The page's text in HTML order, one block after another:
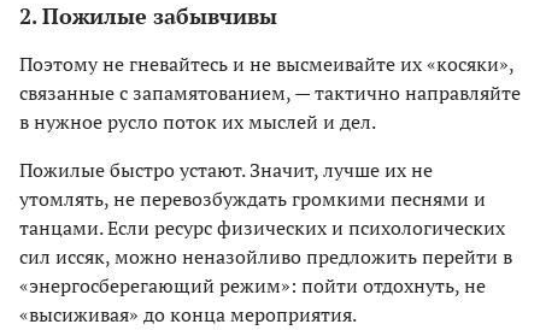
2. Пожилые забывчивы
Поэтому не гневайтесь и не высмеивайте их «косяки»,
связанные с запамятованием, — тактично направляйте
в нужное русло поток их мыслей и дел.
Пожилые быстро устают. Значит, лучше их не
утомлять, не перевозбуждать громкими песнями и
танцами. Если ресурс физических и психологических
сил иссяк, можно неназойливо предложить перейти в
«энергосберегающий режим»: пойти отдохнуть, не
«высиживая» до конца мероприятия.